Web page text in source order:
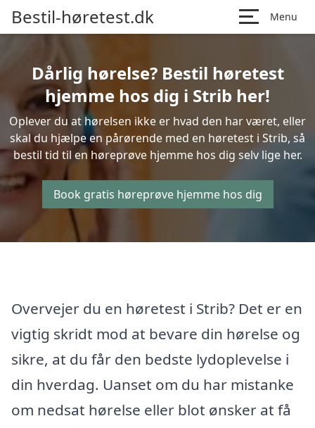
Bestil-høretest.dk Menu
Dårlig hørelse? Bestil høretest
hjemme hos dig i Strib her!
Oplever du at hørelsen ikke er hvad den har været, eller
skal du hjælpe en pårørende med en høretest i Strib, så
bestil tid til en høreprøve hjemme hos dig selv lige her.
Book gratis høreprøve hjemme hos dig
Overvejer du en høretest i Strib? Det er en
vigtig skridt mod at bevare din hørelse og
sikre, at du får den bedste lydoplevelse i
din hverdag. Uanset om du har mistanke
om nedsat hørelse eller blot ønsker at få